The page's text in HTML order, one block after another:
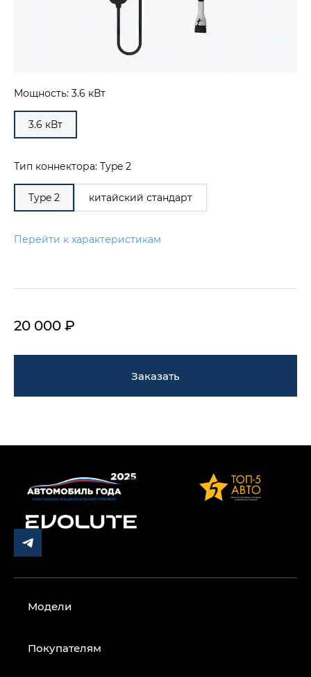
Мощность: 3.6 кВт
3.6 кВт
Тип коннектора: Type 2
Type 2 китайский стандарт
Перейти к характеристикам
20 000 ₽
Заказать
Модели
Покупателям